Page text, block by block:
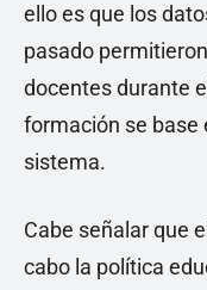
ello es que los
pasado
docentes durante
formación se base
sistema.
Cabe señalar que
cabo la política